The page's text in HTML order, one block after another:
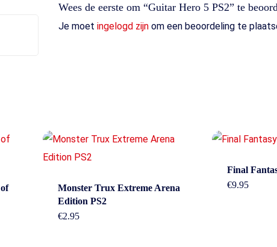
Wees de eerste om “Guitar Hero 5 PS2” te
Je moetingelogd zijn om een beoordeling te
Monster Trux Extreme Arena
Edition PS2
€2.95
Final
€9.95
Beleid &
voorwaarden